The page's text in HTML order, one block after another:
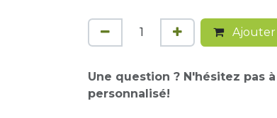
Ajouter
Une question ? N'hésitez pas à
personnalisé!